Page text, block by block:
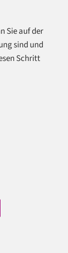
Sie auf der
sind und
Schritt